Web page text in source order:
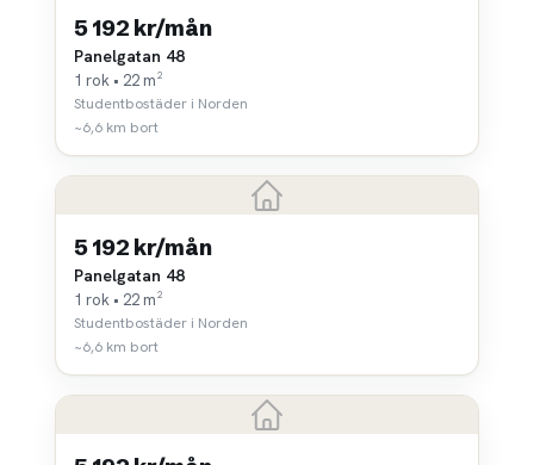
5 192 kr/mån
Panelgatan 48
1 rok • 22 m²
Studentbostäder i Norden
~6,6 km bort
5 192 kr/mån
Panelgatan 48
1 rok • 22 m²
Studentbostäder i Norden
~6,6 km bort